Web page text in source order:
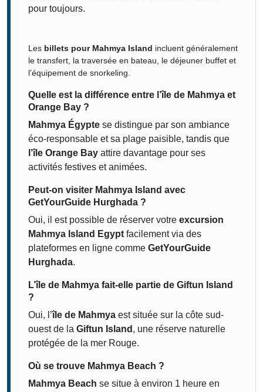
pour toujours.
Les billets pour Mahmya Island incluent généralement
le transfert, la traversée en bateau, le déjeuner buffet et
l’équipement de snorkeling.
Quelle est la différence entre l’île de Mahmya et
Orange Bay ?
Mahmya Égypte se distingue par son ambiance
éco-responsable et sa plage paisible, tandis que
l’île Orange Bay attire davantage pour ses
activités festives et animées.
Peut-on visiter Mahmya Island avec
GetYourGuide Hurghada ?
Oui, il est possible de réserver votre excursion
Mahmya Island Egypt facilement via des
plateformes en ligne comme GetYourGuide
Hurghada.
L’île de Mahmya fait-elle partie de Giftun Island
?
Oui, l’île de Mahmya est située sur la côte sud-
ouest de la Giftun Island , une réserve naturelle
protégée de la mer Rouge.
Où se trouve Mahmya Beach ?
Mahmya Beach se situe à environ 1 heure en